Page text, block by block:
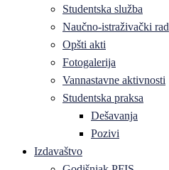
Studentska služba
Naučno-istraživački rad
Opšti akti
Fotogalerija
Vannastavne aktivnosti
Studentska praksa
Dešavanja
Pozivi
Izdavaštvo